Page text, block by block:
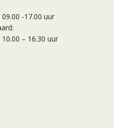
-17.00 uur
– 16.30 uur